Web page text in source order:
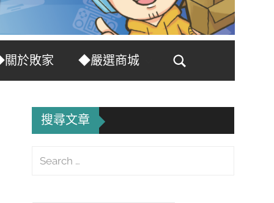
於敗家
◆嚴選商城
Search
搜尋文章
Search